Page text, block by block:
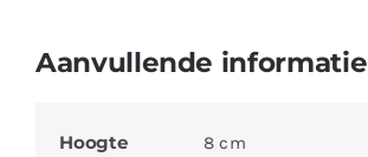
Aanvullende informatie
Hoogte 8 cm